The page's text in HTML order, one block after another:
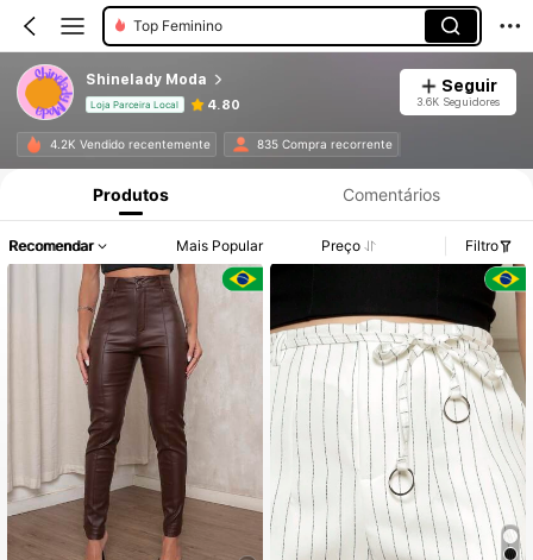
Top Feminino
Shinelady Moda
Loja Parceira Local 4.80
Seguir
3.6K Seguidores
4.2K Vendido recentemente 835 Compra recorrente
Produtos Comentários
Recomendar Mais Popular Preço Filtro